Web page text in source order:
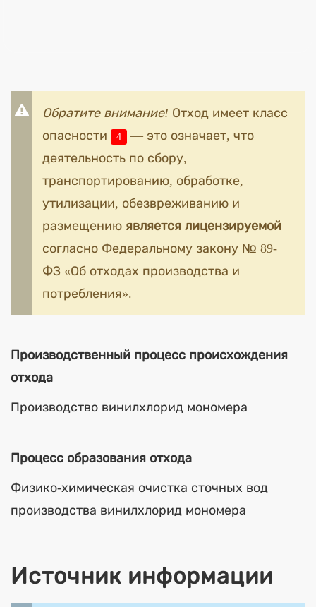
Обратите внимание! Отход имеет класс
опасности
4
— это означает, что
деятельность по сбору,
транспортированию, обработке,
утилизации, обезвреживанию и
размещению является лицензируемой
согласно Федеральному закону № 89-
ФЗ «Об отходах производства и
потребления».
Производственный процесс происхождения
отхода
Производство винилхлорид мономера
Процесс образования отхода
Физико-химическая очистка сточных вод
производства винилхлорид мономера
Источник информации